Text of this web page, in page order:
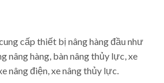
cấp thiết bị nâng hàng đầu như
nâng hàng, bàn nâng thủy lực, xe
nâng điện, xe nâng thủy lực.